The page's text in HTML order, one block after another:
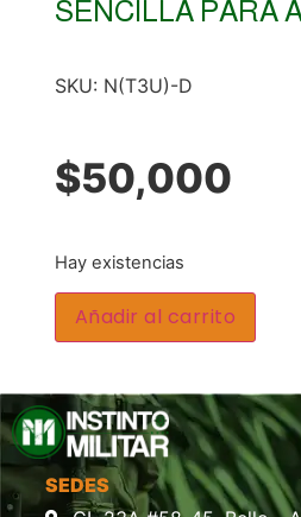
SENCILLA PARA
SKU: N(T3U)-D
$50,000
Hay existencias
Añadir al carrito
SEDES